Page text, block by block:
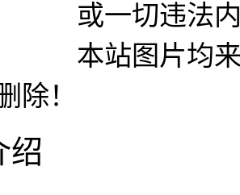
法内容使用
均来自网络
除！
绍